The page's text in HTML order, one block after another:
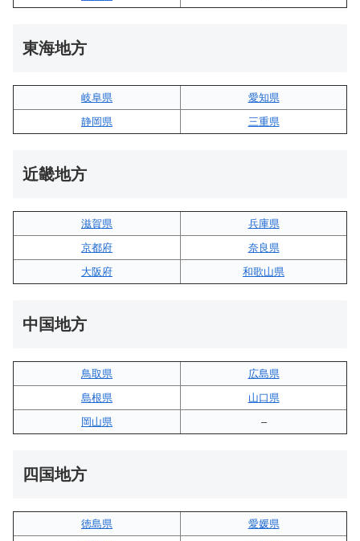
東海地方
岐阜県
愛知県
静岡県
三重県
近畿地方
滋賀県
兵庫県
京都府
奈良県
大阪府
和歌山県
中国地方
鳥取県
広島県
島根県
山口県
岡山県
–
四国地方
徳島県
愛媛県